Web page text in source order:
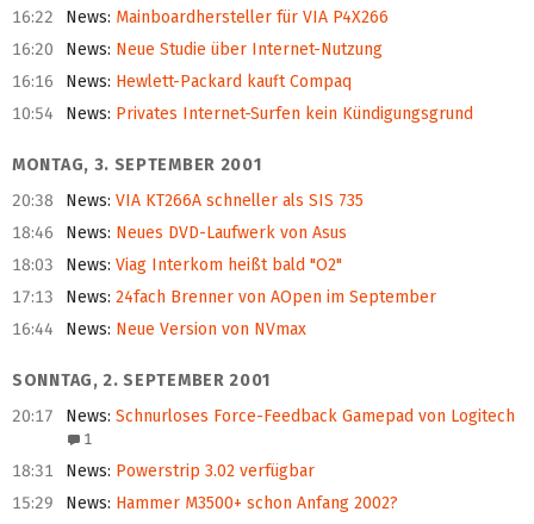
16:22
News: Mainboardhersteller für VIA P4X266
16:20
News: Neue Studie über Internet-Nutzung
16:16
News: Hewlett-Packard kauft Compaq
10:54
News: Privates Internet-Surfen kein Kündigungsgrund
MONTAG, 3. SEPTEMBER 2001
20:38
News: VIA KT266A schneller als SIS 735
18:46
News: Neues DVD-Laufwerk von Asus
18:03
News: Viag Interkom heißt bald "O2"
17:13
News: 24fach Brenner von AOpen im September
16:44
News: Neue Version von NVmax
SONNTAG, 2. SEPTEMBER 2001
20:17
News: Schnurloses Force-Feedback Gamepad von Logitech
1
18:31 News: Powerstrip 3.02 verfügbar
15:29
News: Hammer M3500+ schon Anfang 2002?